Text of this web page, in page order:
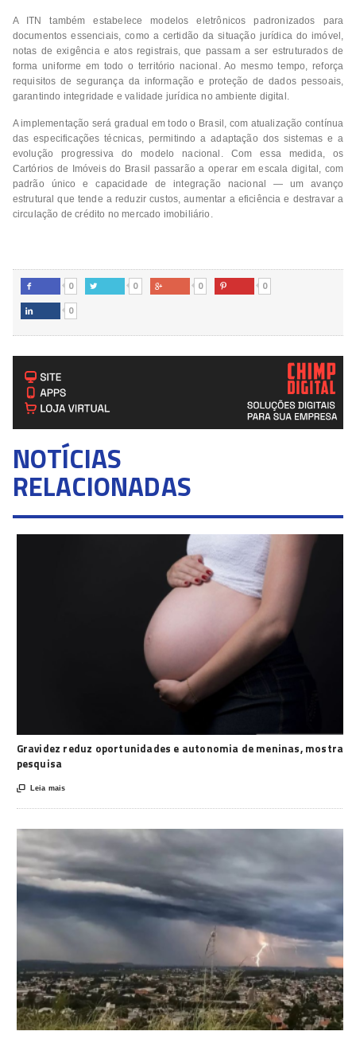
A ITN também estabelece modelos eletrônicos padronizados para
documentos essenciais, como a certidão da situação jurídica do imóvel,
notas de exigência e atos registrais, que passam a ser estruturados de
forma uniforme em todo o território nacional. Ao mesmo tempo, reforça
requisitos de segurança da informação e proteção de dados pessoais,
garantindo integridade e validade jurídica no ambiente digital.
A implementação será gradual em todo o Brasil, com atualização contínua
das especificações técnicas, permitindo a adaptação dos sistemas e a
evolução progressiva do modelo nacional. Com essa medida, os
Cartórios de Imóveis do Brasil passarão a operar em escala digital, com
padrão único e capacidade de integração nacional — um avanço
estrutural que tende a reduzir custos, aumentar a eficiência e destravar a
circulação de crédito no mercado imobiliário.
 0  0  0  0
 0
NOTÍCIAS
RELACIONADAS
Gravidez reduz oportunidades e autonomia de meninas, mostra
pesquisa
 Leia mais